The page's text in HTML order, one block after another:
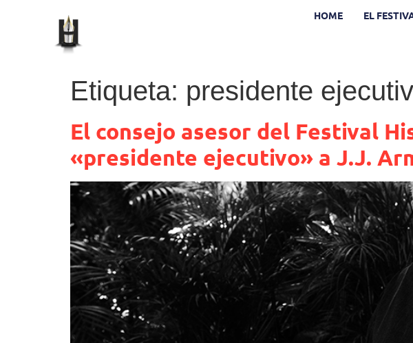
HOME EL
Etiqueta: presidente
El consejo asesor del Festival
«presidente ejecutivo» a J.J.